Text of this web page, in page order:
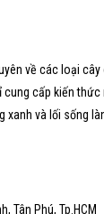
về các loại
cung cấp kiến
và lối sống
Tân Phú, Tp.HCM